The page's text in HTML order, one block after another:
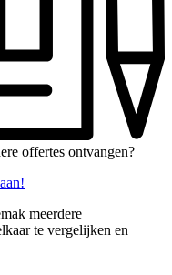
offertes ontvangen?
meerdere
te vergelijken en